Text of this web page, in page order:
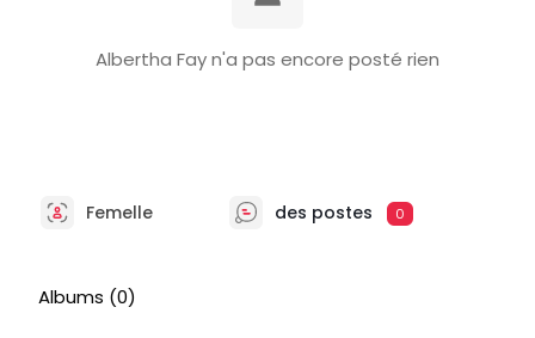
Albertha Fay n'a pas encore posté rien
Femelle des postes 0
Albums (0)